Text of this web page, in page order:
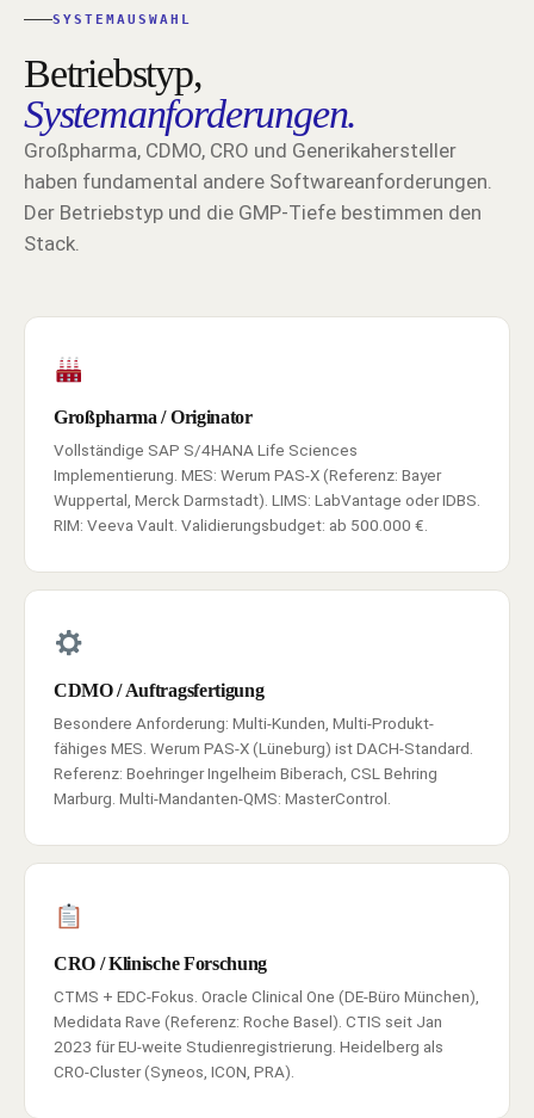
SYSTEMAUSWAHL
Betriebstyp,
Systemanforderungen.
Großpharma, CDMO, CRO und Generikahersteller
haben fundamental andere Softwareanforderungen.
Der Betriebstyp und die GMP-Tiefe bestimmen den
Stack.
Großpharma / Originator
Vollständige SAP S/4HANA Life Sciences
Implementierung. MES: Werum PAS-X (Referenz: Bayer
Wuppertal, Merck Darmstadt). LIMS: LabVantage oder IDBS.
RIM: Veeva Vault. Validierungsbudget: ab 500.000 €.
CDMO / Auftragsfertigung
Besondere Anforderung: Multi-Kunden, Multi-Produkt-
fähiges MES. Werum PAS-X (Lüneburg) ist DACH-Standard.
Referenz: Boehringer Ingelheim Biberach, CSL Behring
Marburg. Multi-Mandanten-QMS: MasterControl.
CRO / Klinische Forschung
CTMS + EDC-Fokus. Oracle Clinical One (DE-Büro München),
Medidata Rave (Referenz: Roche Basel). CTIS seit Jan
2023 für EU-weite Studienregistrierung. Heidelberg als
CRO-Cluster (Syneos, ICON, PRA).